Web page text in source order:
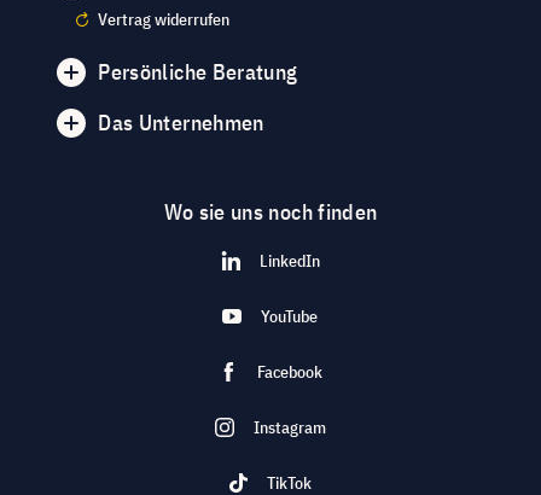
Vertrag widerrufen
Persönliche Beratung
Das Unternehmen
Wo sie uns noch finden
LinkedIn
YouTube
Facebook
Instagram
TikTok